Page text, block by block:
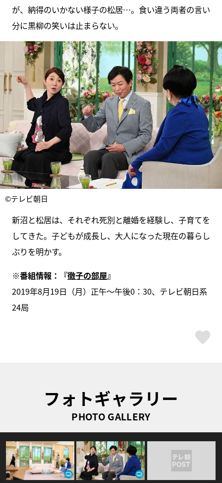
が、納得のいかない様子の松居…。食い違う両者の言い
分に黒柳の笑いは止まらない。
©テレビ朝日
新沼と松居は、それぞれ死別と離婚を経験し、子育てを
してきた。子どもが成長し、大人になった現在の暮らし
ぶりを明かす。
※番組情報： 『徹子の部屋』
2019年8月19日（月）正午～午後0：30、テレビ朝日系
24局
フォトギャラリー
PHOTO GALLERY